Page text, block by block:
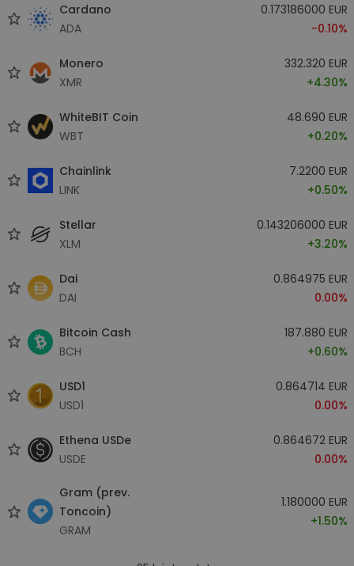
Cardano
ADA
0.173186000 EUR
-0.10%
Monero
XMR
332.320 EUR
+4.30%
WhiteBIT Coin
WBT
48.690 EUR
+0.20%
Chainlink
LINK
7.2200 EUR
+0.50%
Stellar
XLM
0.143206000 EUR
+3.20%
Dai
DAI
0.864975 EUR
0.00%
Bitcoin Cash
BCH
187.880 EUR
+0.60%
USD1
USD1
0.864714 EUR
0.00%
Ethena USDe
USDE
0.864672 EUR
0.00%
Gram (prev.
Toncoin)
GRAM
1.180000 EUR
+1.50%